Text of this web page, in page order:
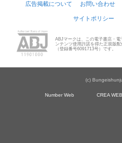
広告掲載について お問い合わせ
サイトポリシー
ABJマークは、この電子書店・
ンテンツ使用許諾を得た正規版
（登録番号6091713号）です。
(c)
Number Web CREA WEB